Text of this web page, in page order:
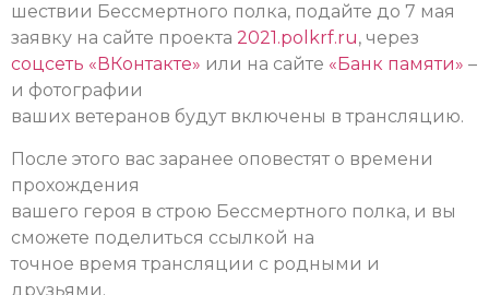
шествии Бессмертного полка, подайте до 7 мая
заявку на сайте проекта 2021.polkrf.ru, через
соцсеть «ВКонтакте» или на сайте «Банк памяти» –
и фотографии
ваших ветеранов будут включены в трансляцию.
После этого вас заранее оповестят о времени
прохождения
вашего героя в строю Бессмертного полка, и вы
сможете поделиться ссылкой на
точное время трансляции с родными и
друзьями.